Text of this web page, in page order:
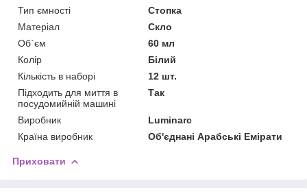
Тип ємності
Стопка
Матеріал
Скло
Об`єм
60 мл
Колір
Білий
Кількість в наборі
12 шт.
Підходить для миття в
посудомийній машині
Так
Виробник
Luminarc
Країна виробник
Об'єднані Арабські Емірати
Приховати